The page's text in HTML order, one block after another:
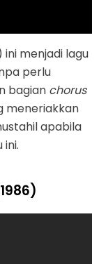
ini menjadi lagu
perlu
bagian chorus
meneriakkan
apabila